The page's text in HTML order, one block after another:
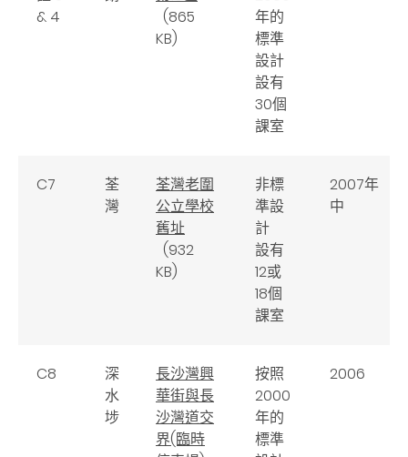
& 4
(865
KB)
年的
標準
設計
設有
30個
課室
C7
荃
灣
荃灣老圍
公立學校
舊址
(932
KB)
非標
準設
計
設有
12或
18個
課室
2007年
中
C8
深
水
埗
長沙灣興
華街與長
沙灣道交
界(臨時
按照
2000
年的
標準
2006